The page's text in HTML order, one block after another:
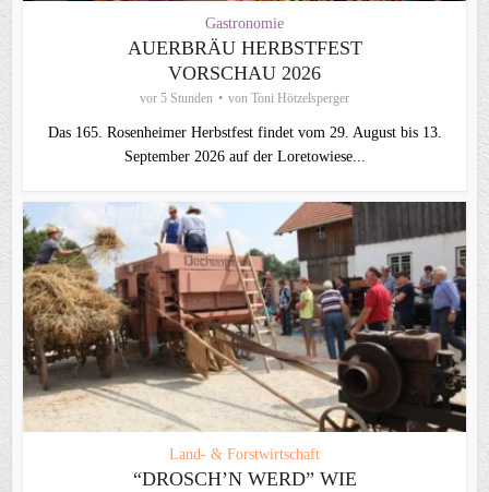
Gastronomie
AUERBRÄU HERBSTFEST
VORSCHAU 2026
vor 5 Stunden von Toni Hötzelsperger
Das 165. Rosenheimer Herbstfest findet vom 29. August bis 13.
September 2026 auf der Loretowiese...
Land- & Forstwirtschaft
“DROSCH’N WERD” WIE